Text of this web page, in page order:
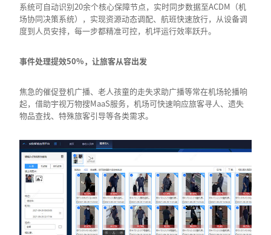
系统可自动识别20余个核心保障节点，实时同步数据至ACDM（机
场协同决策系统），实现资源动态调配、航班快速放行，从设备调
度到人员安排，每一步都精准可控，机坪运行效率跃升。
事件处理提效50%，让旅客从容出发
焦急的催促登机广播、老人孩童的走失求助广播等常在机场轮播响
起，借助宇视万物搜MaaS服务，机场可快速响应旅客寻人、遗失
物品查找、特殊旅客引导等各类需求。